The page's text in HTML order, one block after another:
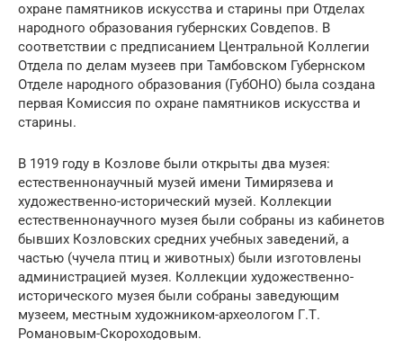
охране памятников искусства и старины при Отделах
народного образования губернских Совдепов. В
соответствии с предписанием Центральной Коллегии
Отдела по делам музеев при Тамбовском Губернском
Отделе народного образования (ГубОНО) была создана
первая Комиссия по охране памятников искусства и
старины.
В 1919 году в Козлове были открыты два музея:
естественнонаучный музей имени Тимирязева и
художественно-исторический музей. Коллекции
естественнонаучного музея были собраны из кабинетов
бывших Козловских средних учебных заведений, а
частью (чучела птиц и животных) были изготовлены
администрацией музея. Коллекции художественно-
исторического музея были собраны заведующим
музеем, местным художником-археологом Г.Т.
Романовым-Скороходовым.